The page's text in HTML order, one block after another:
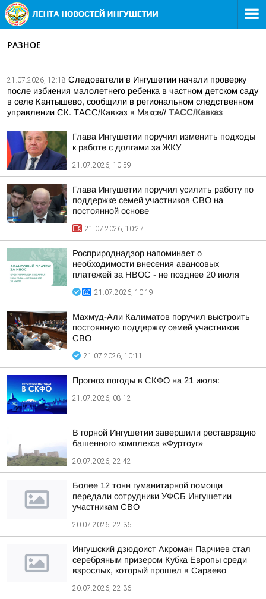
РАЗНОЕ
21.07.2026, 12:18 Следователи в Ингушетии начали проверку
после избиения малолетнего ребенка в частном детском саду
в селе Кантышево, сообщили в региональном следственном
управлении СК. ТАСС/Кавказ в Максе// ТАСС/Кавказ
Глава Ингушетии поручил изменить подходы
к работе с долгами за ЖКУ
21.07.2026, 10:59
Глава Ингушетии поручил усилить работу по
поддержке семей участников СВО на
постоянной основе
21.07.2026, 10:27
Росприроднадзор напоминает о
необходимости внесения авансовых
платежей за НВОС - не позднее 20 июля
21.07.2026, 10:19
Махмуд-Али Калиматов поручил выстроить
постоянную поддержку семей участников
СВО
21.07.2026, 10:11
Прогноз погоды в СКФО на 21 июля:
21.07.2026, 08:12
В горной Ингушетии завершили реставрацию
башенного комплекса «Фуртоуг»
20.07.2026, 22:42
Более 12 тонн гуманитарной помощи
передали сотрудники УФСБ Ингушетии
участникам СВО
20.07.2026, 22:36
Ингушский дзюдоист Акроман Парчиев стал
серебряным призером Кубка Европы среди
взрослых, который прошел в Сараево
20.07.2026, 22:36